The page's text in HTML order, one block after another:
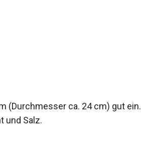
(Durchmesser ca. 24 cm) gut ein.
und Salz.